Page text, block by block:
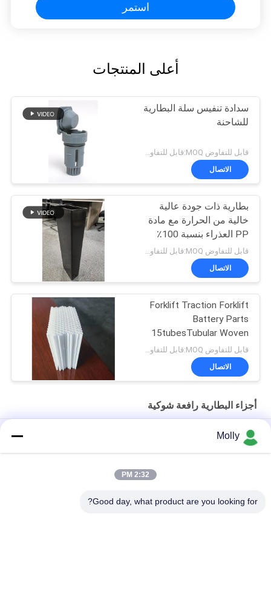
استمر
أعلى المنتجات
سدادة تنفيس سلة البطارية
للشاحنة
قابل للتفاوض MOQ:قابل للتفاوض
الاتصال
بطارية ذات جودة عالية
خالية من الحرارة مع مادة
PP العذراء بنسبة 100٪
وحجم قابل للتخصيص -
صندوق BCI
قابل للتفاوض MOQ:قابل للتفاوض
الاتصال
Forklift Traction Forklift
Battery Parts
15tubesTubular Woven
Battery Gauntlet
الاتصال
أجزاء البطارية رافعة شوكية
حصص بطارية الكهرباء الكهربائية الكهربائية
M10 المهنية الجر بطارية بولت برغي اللون الأسود مع رئيس البلاستيك
الحجم M أجزاء البطارية رافعة شوكية ، البطارية تنفيس التوصيل تعويم
Molly
2:32 PM
Good day, what product are you looking for?